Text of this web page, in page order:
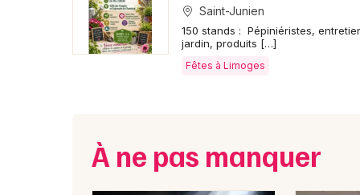
Saint-Junien
150 stands : Pépiniéristes,
jardin, produits […]
Fêtes à Limoges
À ne pas manquer